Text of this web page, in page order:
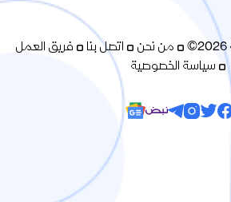
من نحن اتصل بنا
فريق العمل
سياسة الخصوصية